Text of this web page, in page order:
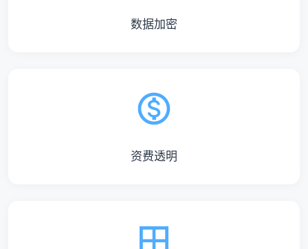
数据加密
资费透明